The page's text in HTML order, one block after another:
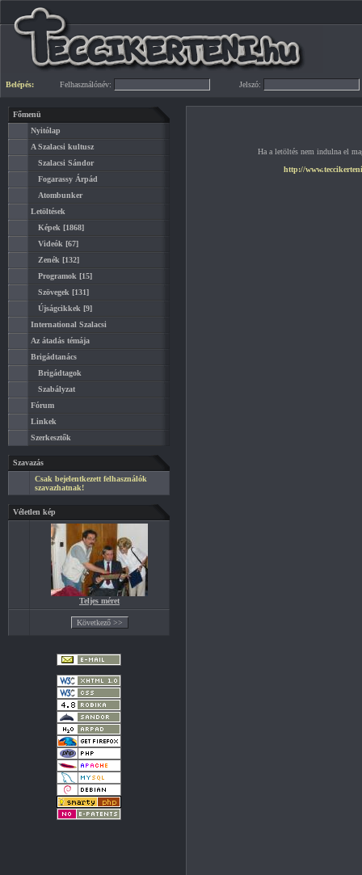
Belépés: Felhasználónév: Jelszó:
Főmenü
Nyitólap
A Szalacsi kultusz
Szalacsi Sándor
Fogarassy Árpád
Atombunker
Letöltések
Képek [1868]
Videók [67]
Zenék [132]
Programok [15]
Szövegek [131]
Újságcikkek [9]
International Szalacsi
Az átadás témája
Brigádtanács
Brigádtagok
Szabályzat
Fórum
Linkek
Szerkesztők
Szavazás
Csak bejelentkezett felhasználók
szavazhatnak!
Véletlen kép
Teljes méret
Ha a letöltés nem indulna el
http://